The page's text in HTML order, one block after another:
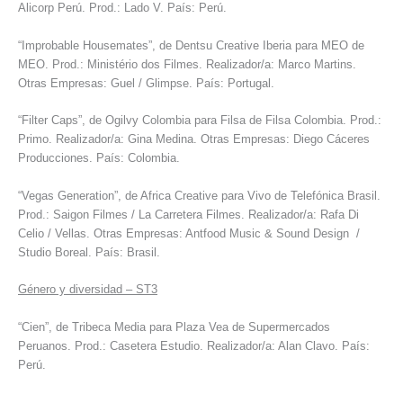
Alicorp Perú. Prod.: Lado V. País: Perú.
“Improbable Housemates”, de Dentsu Creative Iberia para MEO de
MEO. Prod.: Ministério dos Filmes. Realizador/a: Marco Martins.
Otras Empresas: Guel / Glimpse. País: Portugal.
“Filter Caps”, de Ogilvy Colombia para Filsa de Filsa Colombia. Prod.:
Primo. Realizador/a: Gina Medina. Otras Empresas: Diego Cáceres
Producciones. País: Colombia.
“Vegas Generation”, de Africa Creative para Vivo de Telefónica Brasil.
Prod.: Saigon Filmes / La Carretera Filmes. Realizador/a: Rafa Di
Celio / Vellas. Otras Empresas: Antfood Music & Sound Design /
Studio Boreal. País: Brasil.
Género y diversidad – ST3
“Cien”, de Tribeca Media para Plaza Vea de Supermercados
Peruanos. Prod.: Casetera Estudio. Realizador/a: Alan Clavo. País:
Perú.